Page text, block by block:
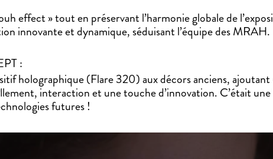
effect » tout en préservant l’harmonie globale de
innovante et dynamique, séduisant l’équipe des MRAH.
:
holographique (Flare 320) aux décors anciens, ajoutant
interaction et une touche d’innovation. C’était
futures !